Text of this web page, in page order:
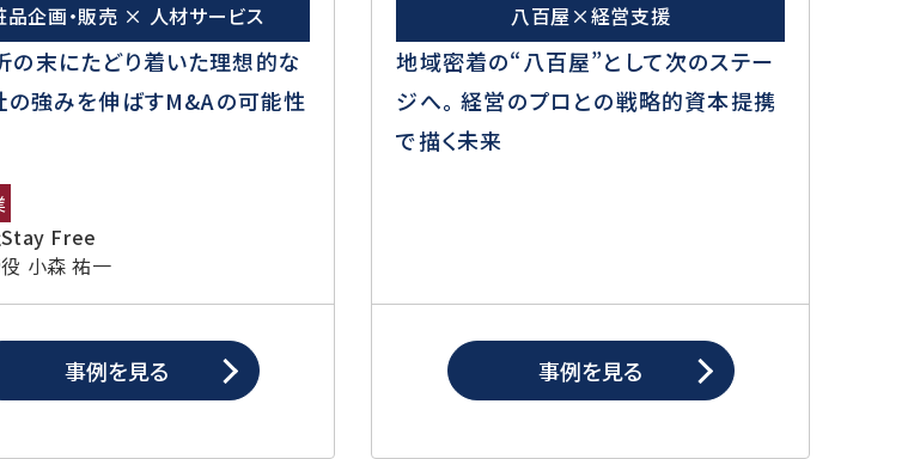
品企画・販売 × 人材サービス
の末にたどり着いた理想的な
の強みを伸ばすM&Aの可能性
Free
小森 祐一
事例を見る
八百屋×経営支援
地域密着の“八百屋”として次のステー
ジへ。 経営のプロとの戦略的資本提携
で描く未来
事例を見る